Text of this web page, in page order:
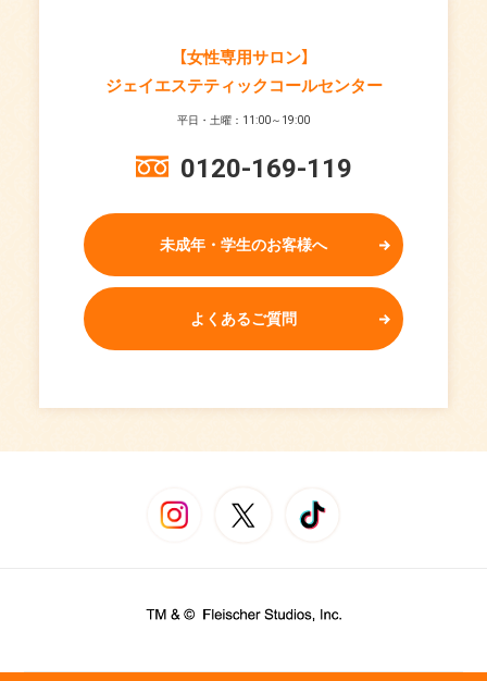
【女性専用サロン】
ジェイエステティックコールセンター
平日・土曜：11:00～19:00
0120-169-119
未成年・学生のお客様へ
よくあるご質問